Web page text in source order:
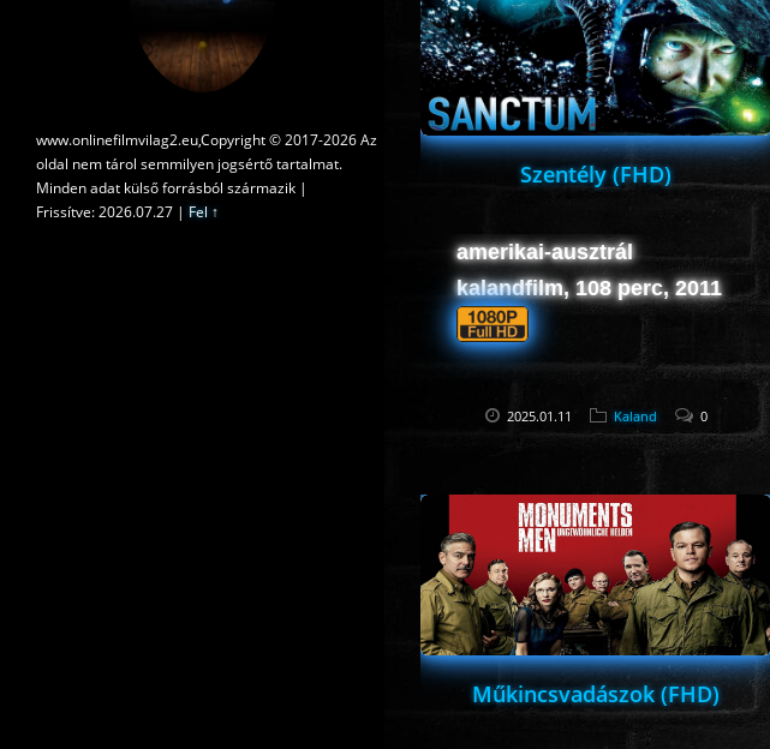
www.onlinefilmvilag2.eu,Copyright © 2017-2026 Az
oldal nem tárol semmilyen jogsértő tartalmat.
Minden adat külső forrásból származik |
Frissítve: 2026.07.27 | Fel ↑
Szentély (FHD)
amerikai-ausztrál
kalandfilm, 108 perc, 2011
2025.01.11 Kaland 0
Műkincsvadászok (FHD)